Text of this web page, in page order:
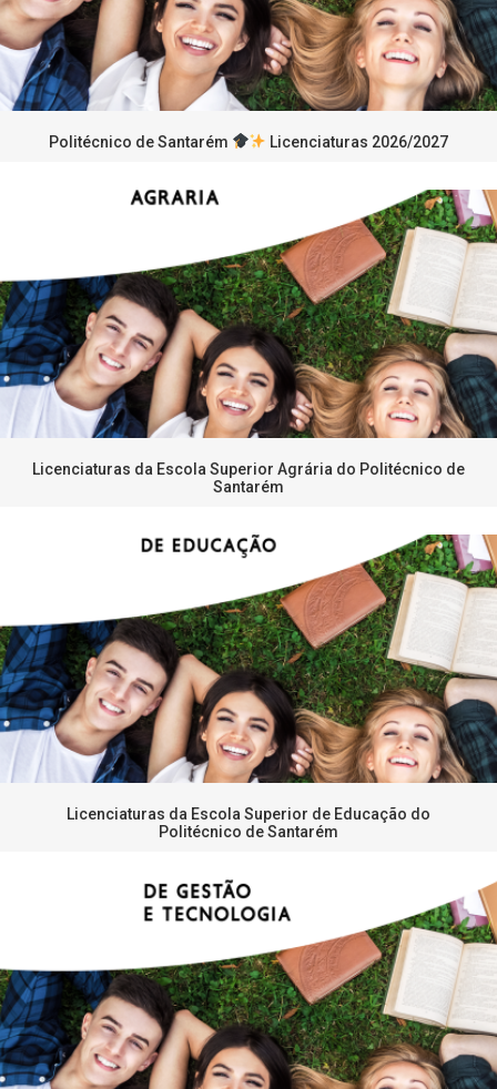
Politécnico de Santarém Licenciaturas 2026/2027
Licenciaturas da Escola Superior Agrária do Politécnico de
Santarém
Licenciaturas da Escola Superior de Educação do
Politécnico de Santarém